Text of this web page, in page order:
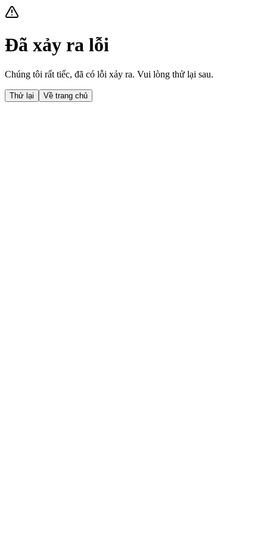
Đã xảy ra lỗi
Chúng tôi rất tiếc, đã có lỗi xảy ra. Vui lòng thử lại sau.
Thử lại Về trang chủ